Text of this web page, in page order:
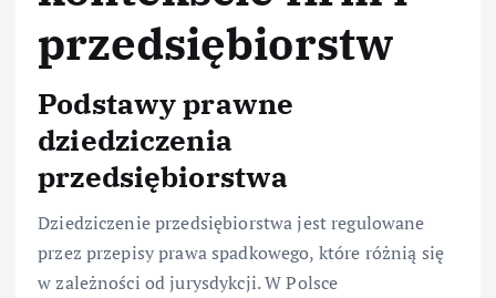
przedsiębiorstw
Podstawy prawne
dziedziczenia
przedsiębiorstwa
Dziedziczenie przedsiębiorstwa jest regulowane
przez przepisy prawa spadkowego, które różnią się
w zależności od jurysdykcji. W Polsce